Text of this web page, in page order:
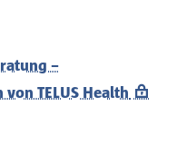
–
TELUS Health